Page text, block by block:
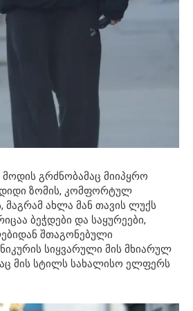
გრძნობამაც მიიპყრო
ზომის, კომფორტულ
მაგრამ ახლა მან თავის ლუქს
ბეჭდები და საყურეები,
შთაგონებული
სიყვარული მის მხიარულ
მის სტილს სახალისო ელფერს